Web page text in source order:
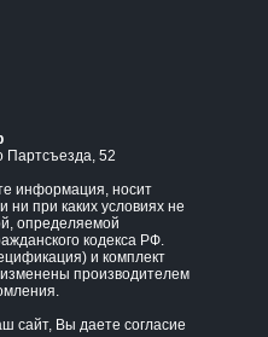
Партсъезда, 52
информация, носит
при каких условиях не
определяемой
кодекса РФ.
и комплект
изменены производителем
сайт, Вы даете согласие